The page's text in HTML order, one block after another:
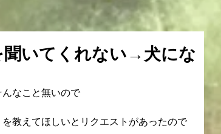
聞いてくれない→犬にな
なこと無いので
教えてほしいとリクエストがあったので